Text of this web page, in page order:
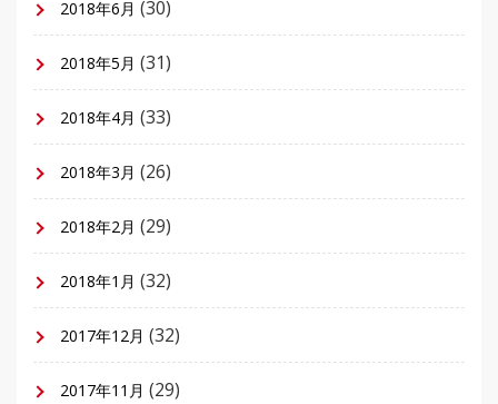
2018年6月 (30)
2018年5月 (31)
2018年4月 (33)
2018年3月 (26)
2018年2月 (29)
2018年1月 (32)
2017年12月 (32)
2017年11月 (29)